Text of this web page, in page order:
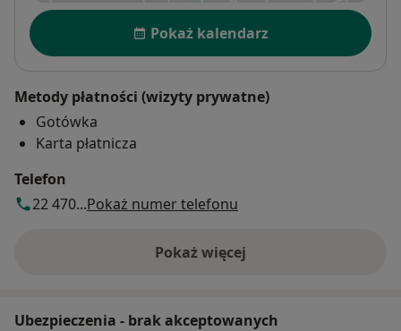
Dostępność
Pokaż kalendarz
Metody płatności (wizyty prywatne)
Gotówka
Karta płatnicza
Telefon
22 470...Pokaż numer telefonu
Pokaż więcej
o adresie
Ubezpieczenia - brak akceptowanych